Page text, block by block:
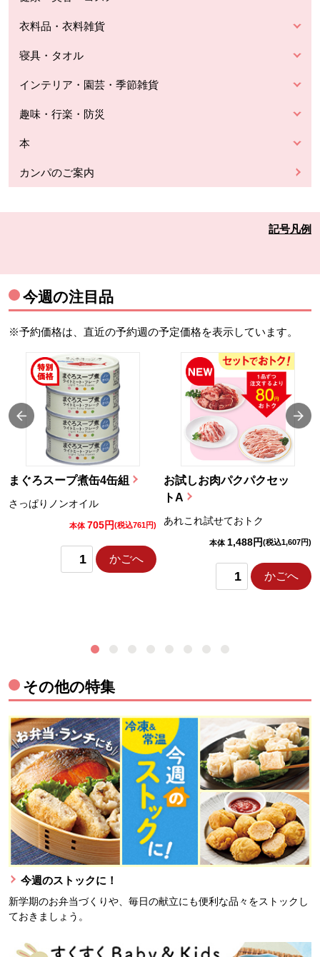
衣料品・衣料雑貨
寝具・タオル
インテリア・園芸・季節雑貨
趣味・行楽・防災
本
カンパのご案内
記号凡例
今週の注目品
※予約価格は、直近の予約週の予定価格を表示しています。
まぐろスープ煮缶4缶組
さっぱりノンオイル
本体 705円(税込761円)
かごへ
お試しお肉パクパクセッ
トA
あれこれ試せておトク
本体 1,488円(税込1,607円)
かごへ
その他の特集
今週のストックに！
新学期のお弁当づくりや、毎日の献立にも便利な品々をストックし
ておきましょう。